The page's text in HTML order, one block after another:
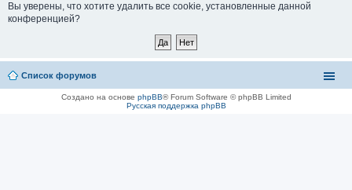
Вы уверены, что хотите удалить все cookie, установленные данной
конференцией?
Список форумов
Создано на основе phpBB® Forum Software © phpBB Limited
Русская поддержка phpBB